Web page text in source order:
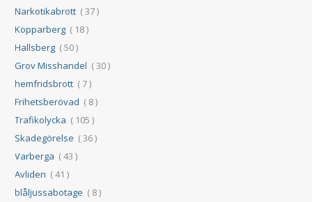
Narkotikabrott ( 37 )
Kopparberg ( 18 )
Hallsberg ( 50 )
Grov Misshandel ( 30 )
hemfridsbrott ( 7 )
Frihetsberövad ( 8 )
Trafikolycka ( 105 )
Skadegörelse ( 36 )
Varberga ( 43 )
Avliden ( 41 )
blåljussabotage ( 8 )